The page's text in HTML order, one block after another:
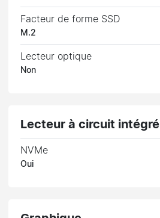
Facteur de forme SSD
M.2
Lecteur optique
Non
Lecteur à circuit intégré
NVMe
Oui